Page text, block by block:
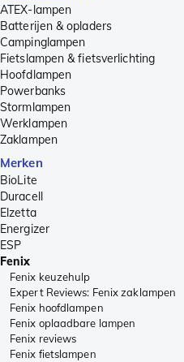
ATEX-lampen
Batterijen & opladers
Campinglampen
Fietslampen & fietsverlichting
Hoofdlampen
Powerbanks
Stormlampen
Werklampen
Zaklampen
Merken
BioLite
Duracell
Elzetta
Energizer
ESP
Fenix
Fenix keuzehulp
Expert Reviews: Fenix zaklampen
Fenix hoofdlampen
Fenix oplaadbare lampen
Fenix reviews
Fenix fietslampen